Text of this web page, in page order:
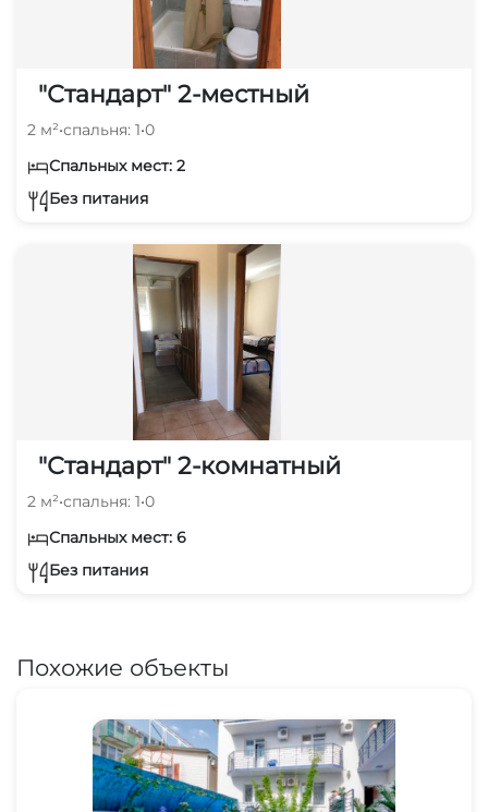
"Стандарт" 2-местный
2 м²•спальня: 1•0
Спальных мест: 2
Без питания
"Стандарт" 2-комнатный
2 м²•спальня: 1•0
Спальных мест: 6
Без питания
Похожие объекты